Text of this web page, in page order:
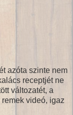
azóta szinte nem
receptjét ne
változatét, a
videó, igaz